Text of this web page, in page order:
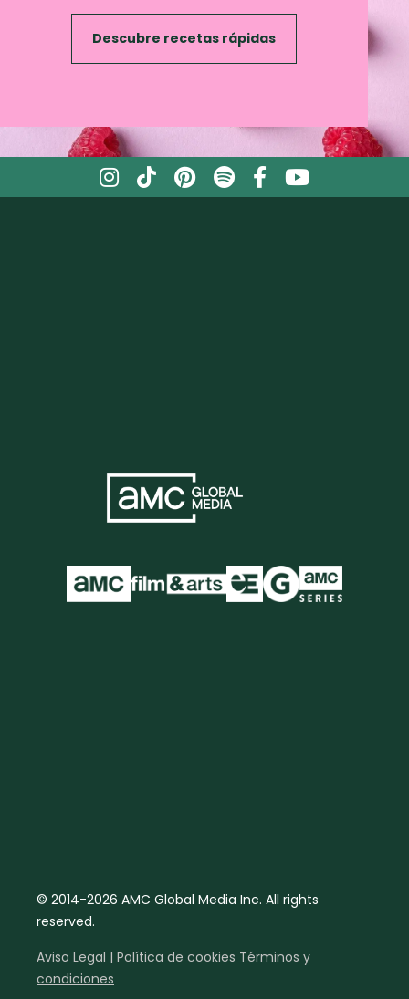
Descubre recetas rápidas
© 2014-2026 AMC Global Media Inc. All rights
reserved.
Aviso Legal | Política de cookies Términos y
condiciones